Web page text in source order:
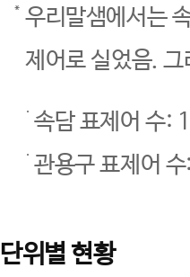
우리말샘에서는
제어로 실었음.
속담 표제어 수:
관용구 표제어
단위별 현황